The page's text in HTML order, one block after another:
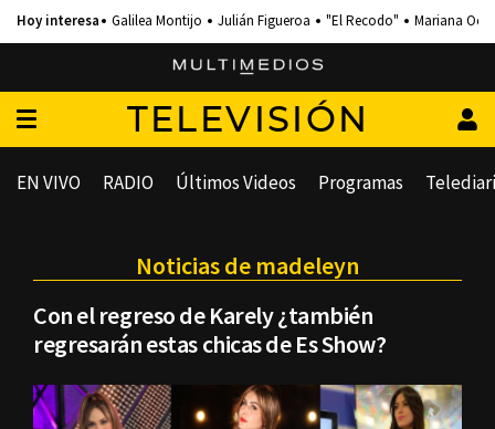
Galilea Montijo Julián Figueroa "El Recodo" Mariana
TELEVISIÓN
EN VIVO RADIO Últimos Videos Programas
Noticias de madeleyn
Con el regreso de Karely ¿también
regresarán estas chicas de Es Show?